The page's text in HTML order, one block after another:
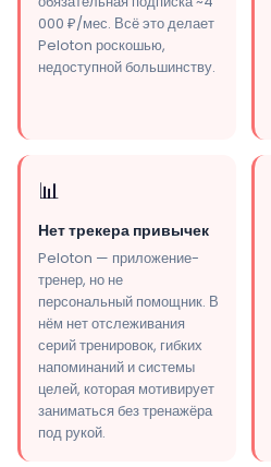
000 ₽/мес. Всё это делает
Peloton роскошью,
недоступной большинству.
📊
Нет трекера привычек
Peloton — приложение-
тренер, но не
персональный помощник. В
нём нет отслеживания
серий тренировок, гибких
напоминаний и системы
целей, которая мотивирует
заниматься без тренажёра
под рукой.